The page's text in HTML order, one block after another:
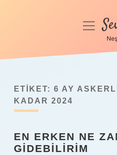
Anasayfa
Yasal Uyarı
menüyü
ETIKET: 6 AY
KADAR 2024
EN ERKEN NE
GIDEBILIRIM